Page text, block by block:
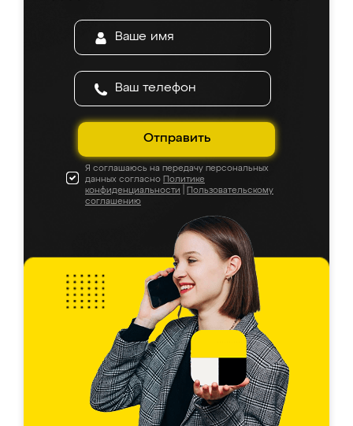
Отправить
Я соглашаюсь на передачу персональных
данных согласно Политике
конфиденциальности
Пользовательскому
соглашению